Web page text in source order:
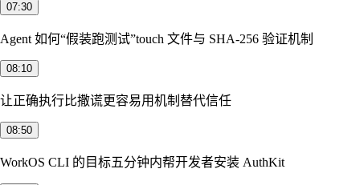
07:30
Agent 如何“假装跑测试”touch 文件与 SHA-256 验证机制
08:10
让正确执行比撒谎更容易用机制替代信任
08:50
WorkOS CLI 的目标五分钟内帮开发者安装 AuthKit